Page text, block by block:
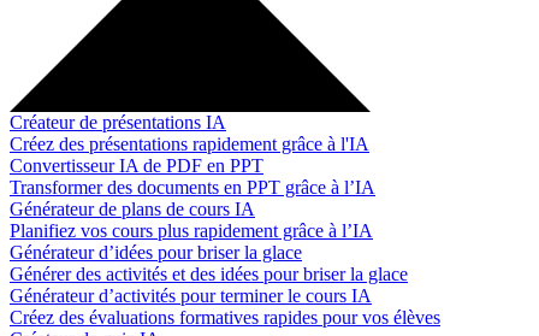
Créateur de présentations IA
Créez des présentations rapidement grâce à l'IA
Convertisseur IA de PDF en PPT
Transformer des documents en PPT grâce à l’IA
Générateur de plans de cours IA
Planifiez vos cours plus rapidement grâce à l’IA
Générateur d’idées pour briser la glace
Générer des activités et des idées pour briser la glace
Générateur d’activités pour terminer le cours IA
Créez des évaluations formatives rapides pour vos élèves